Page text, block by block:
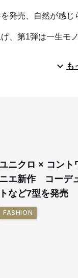
発売、自然が感じ
、第1弾は一生モ
も
ニクロ × コント
ニエ新作 コーデ
トなど7型を発売
FASHION